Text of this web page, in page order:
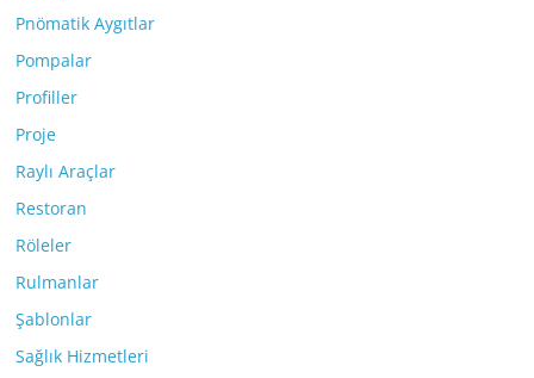
Pnömatik Aygıtlar
Pompalar
Profiller
Proje
Raylı Araçlar
Restoran
Röleler
Rulmanlar
Şablonlar
Sağlık Hizmetleri